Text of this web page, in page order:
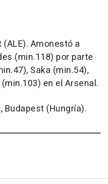
(ALE). Amonestó a
(min.118) por parte
Saka (min.54),
en el Arsenal.
Budapest (Hungría).